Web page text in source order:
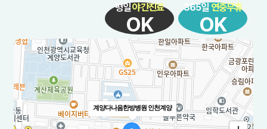
평일야간진료
OK
365일연중무휴
OK
계양다나음한방병원 인천계양